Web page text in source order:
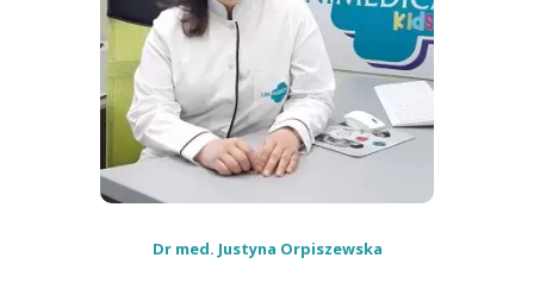
Dr med. Justyna Orpiszewska